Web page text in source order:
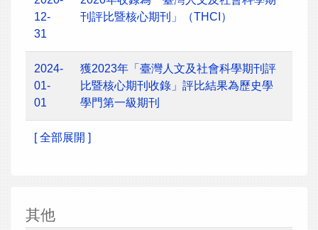
12-
31
刊評比暨核心期刊」（THCI）
2024-
01-
01
獲2023年「臺灣人文及社會科學期刊評
比暨核心期刊收錄」評比結果為歷史學
學門第一級期刊
[ 全部展開 ]
其他